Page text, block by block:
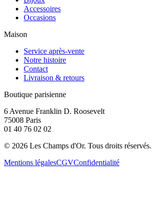
Accessoires
Occasions
Maison
Service après-vente
Notre histoire
Contact
Livraison & retours
Boutique parisienne
6 Avenue Franklin D. Roosevelt
75008 Paris
01 40 76 02 02
© 2026 Les Champs d'Or. Tous droits réservés.
Mentions légalesCGVConfidentialité